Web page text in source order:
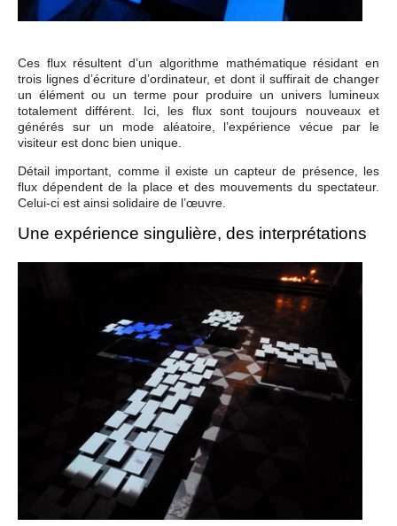
Ces flux résultent d’un algorithme mathématique résidant en
trois lignes d’écriture d’ordinateur, et dont il suffirait de changer
un élément ou un terme pour produire un univers lumineux
totalement différent. Ici, les flux sont toujours nouveaux et
générés sur un mode aléatoire, l’expérience vécue par le
visiteur est donc bien unique.
Détail important, comme il existe un capteur de présence, les
flux dépendent de la place et des mouvements du spectateur.
Celui-ci est ainsi solidaire de l’œuvre.
Une expérience singulière, des interprétations